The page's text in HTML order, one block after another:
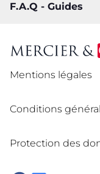
F.A.Q - Guides
Mentions légales
Conditions
Protection des